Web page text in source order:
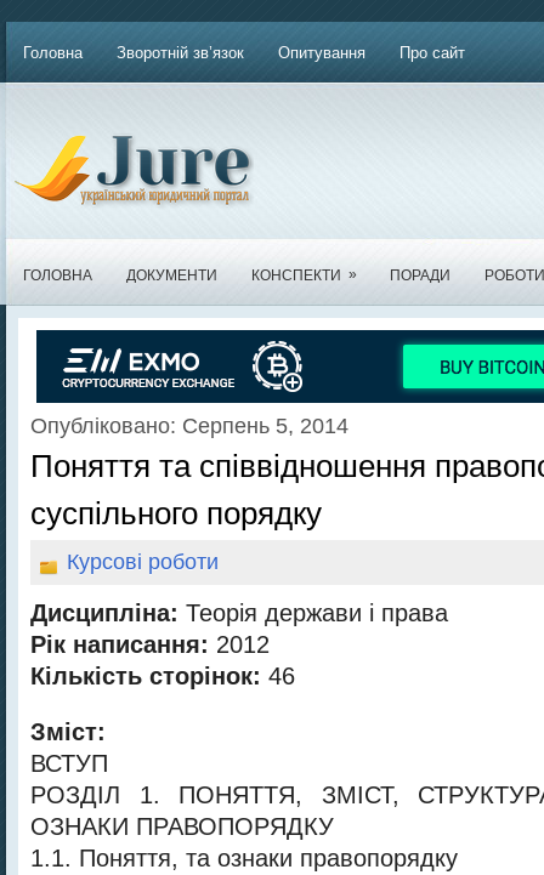
Головна Зворотній зв’язок Опитування Про сайт
ГОЛОВНА ДОКУМЕНТИ КОНСПЕКТИ » ПОРАДИ РОБОТИ
Опубліковано: Серпень 5, 2014
Поняття та співвідношення
суспільного порядку
Курсові роботи
Дисципліна: Теорія держави і права
Рік написання: 2012
Кількість сторінок: 46
Зміст:
ВСТУП
РОЗДІЛ 1. ПОНЯТТЯ, ЗМІСТ,
ОЗНАКИ ПРАВОПОРЯДКУ
1.1. Поняття, та ознаки правопорядку